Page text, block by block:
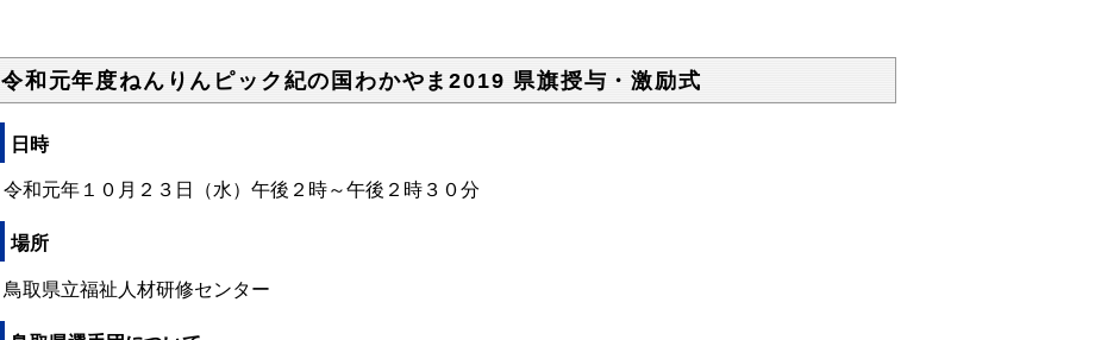
令和元年度ねんりんピック紀の国わかやま2019 県旗授与・激励式
日時
令和元年１０月２３日（水）午後２時～午後２時３０分
場所
鳥取県立福祉人材研修センター